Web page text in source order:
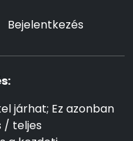
Bejelentkezés
járhat; Ez azonban
/ teljes